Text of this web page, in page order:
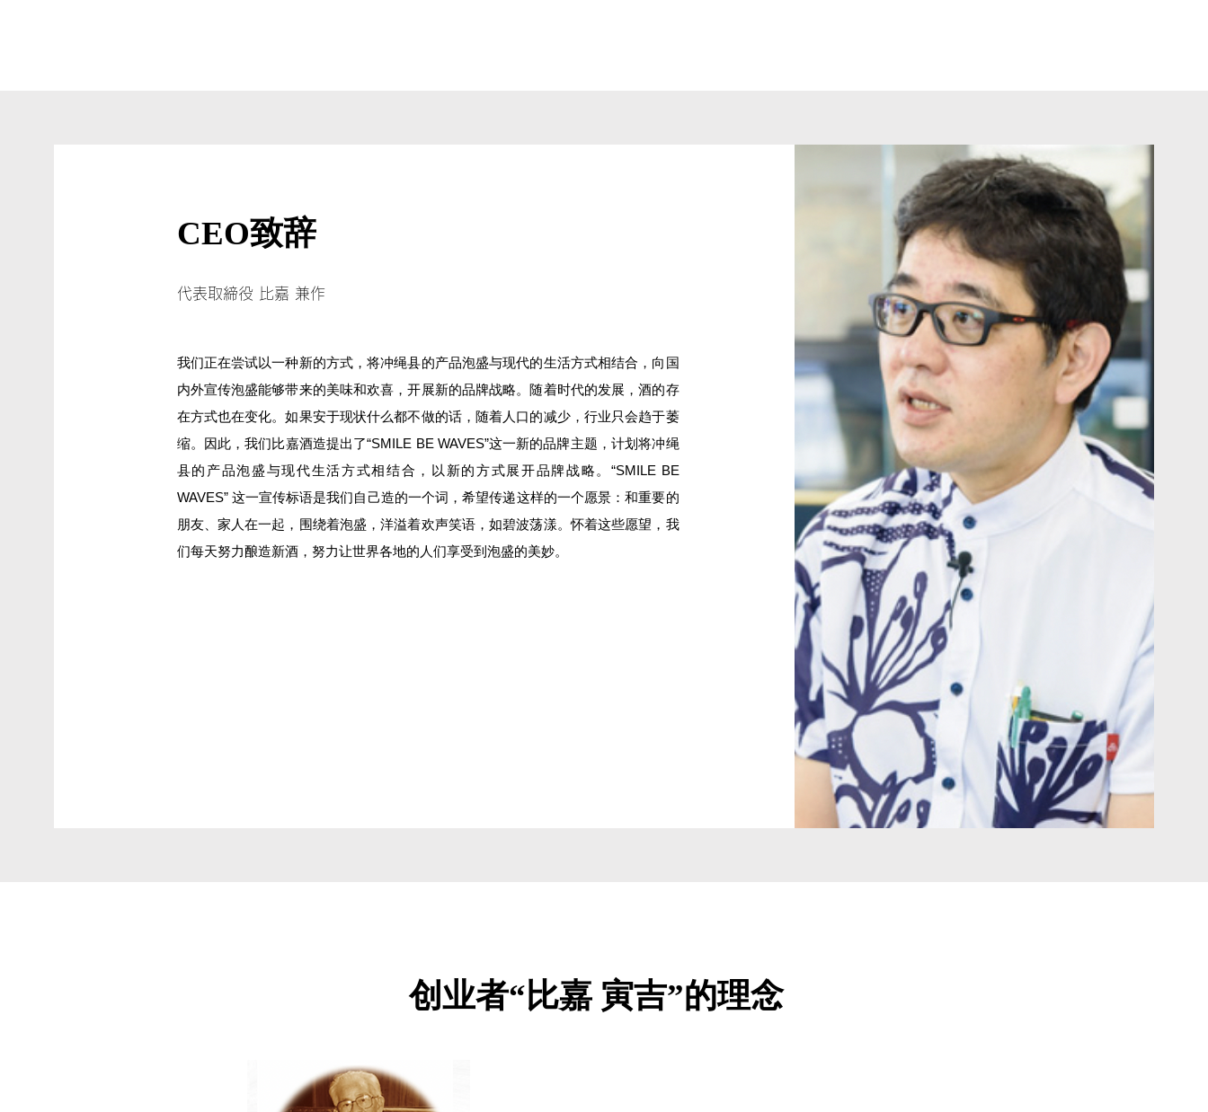
CEO致辞
代表取締役 比嘉 兼作
我们正在尝试以一种新的方式，将冲绳县的产品泡盛与现代的生活方式相结合，向国
内外宣传泡盛能够带来的美味和欢喜，开展新的品牌战略。随着时代的发展，酒的存
在方式也在变化。如果安于现状什么都不做的话，随着人口的减少，行业只会趋于萎
缩。因此，我们比嘉酒造提出了“SMILE BE WAVES”这一新的品牌主题，计划将冲绳
县的产品泡盛与现代生活方式相结合，以新的方式展开品牌战略。“SMILE BE
WAVES” 这一宣传标语是我们自己造的一个词，希望传递这样的一个愿景：和重要的
朋友、家人在一起，围绕着泡盛，洋溢着欢声笑语，如碧波荡漾。怀着这些愿望，我
们每天努力酿造新酒，努力让世界各地的人们享受到泡盛的美妙。
创业者“比嘉 寅吉”的理念